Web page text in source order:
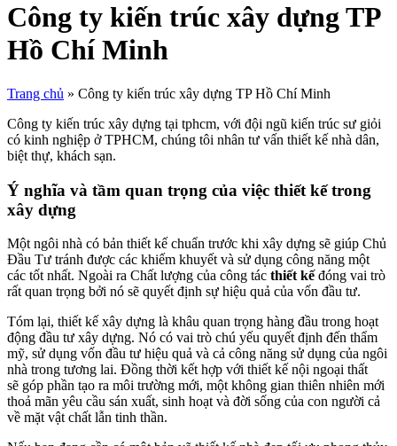
Công ty kiến trúc xây dựng TP
Hồ Chí Minh
Trang chủ » Công ty kiến trúc xây dựng TP Hồ Chí Minh
Công ty kiến trúc xây dựng tại tphcm, với đội ngũ kiến trúc sư giỏi
có kinh nghiệp ở TPHCM, chúng tôi nhân tư vấn thiết kế nhà dân,
biệt thự, khách sạn.
Ý nghĩa và tầm quan trọng của việc thiết kế trong
xây dựng
Một ngôi nhà có bản thiết kế chuẩn trước khi xây dựng sẽ giúp Chủ
Đầu Tư tránh được các khiếm khuyết và sử dụng công năng một
các tốt nhất. Ngoài ra Chất lượng của công tác thiết kếđóng vai trò
rất quan trọng bởi nó sẽ quyết định sự hiệu quả của vốn đầu tư.
Tóm lại, thiết kế xây dựng là khâu quan trọng hàng đầu trong hoạt
động đầu tư xây dựng. Nó có vai trò chú yếu quyết định đến thẩm
mỹ, sử dụng vốn đầu tư hiệu quả và cả công năng sử dụng của ngôi
nhà trong tương lai. Đồng thời kết hợp với thiết kế nội ngoại thất
sẽ góp phần tạo ra môi trường mới, một không gian thiên nhiên mới
thoả mãn yêu cầu sán xuất, sinh hoạt và đời sống của con người cả
về mặt vật chất lẫn tinh thần.